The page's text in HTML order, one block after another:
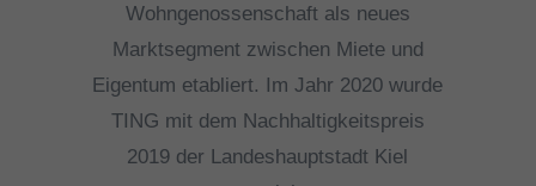
Wohngenossenschaft als neues
Marktsegment zwischen Miete und
Eigentum etabliert. Im Jahr 2020 wurde
TING mit dem Nachhaltigkeitspreis
2019 der Landeshauptstadt Kiel